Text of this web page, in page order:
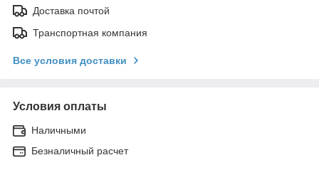
Доставка почтой
Транспортная компания
Все условия доставки
Условия оплаты
Наличными
Безналичный расчет